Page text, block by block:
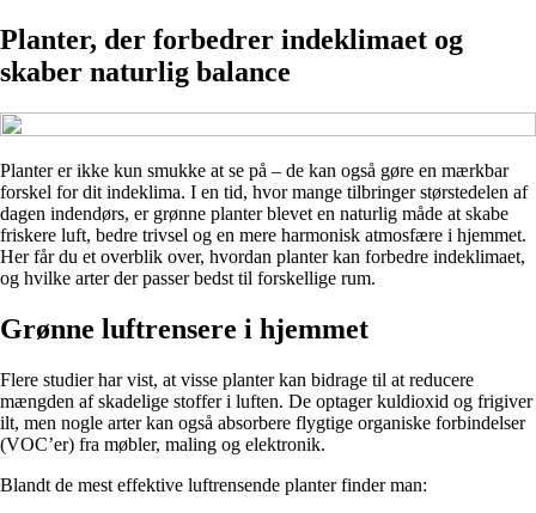
Planter, der forbedrer indeklimaet og
skaber naturlig balance
Planter er ikke kun smukke at se på – de kan også gøre en mærkbar
forskel for dit indeklima. I en tid, hvor mange tilbringer størstedelen af
dagen indendørs, er grønne planter blevet en naturlig måde at skabe
friskere luft, bedre trivsel og en mere harmonisk atmosfære i hjemmet.
Her får du et overblik over, hvordan planter kan forbedre indeklimaet,
og hvilke arter der passer bedst til forskellige rum.
Grønne luftrensere i hjemmet
Flere studier har vist, at visse planter kan bidrage til at reducere
mængden af skadelige stoffer i luften. De optager kuldioxid og frigiver
ilt, men nogle arter kan også absorbere flygtige organiske forbindelser
(VOC’er) fra møbler, maling og elektronik.
Blandt de mest effektive luftrensende planter finder man: